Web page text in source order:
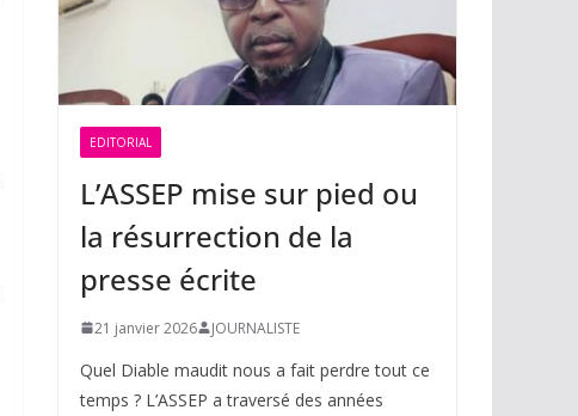
EDITORIAL
L’ASSEP mise sur pied ou
la résurrection de la
presse écrite
21 janvier 2026 JOURNALISTE
Quel Diable maudit nous a fait perdre tout ce
temps ? L’ASSEP a traversé des années